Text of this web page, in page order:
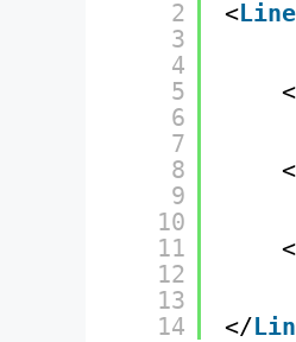
2
3
4
5
6
7
8
9
10
11
12
13
14
<
<
<
<
</